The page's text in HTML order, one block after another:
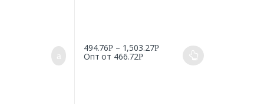
494.76Р – 1,503.27Р
Опт от 466.72Р